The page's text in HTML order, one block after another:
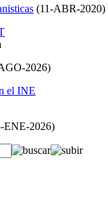
(11-ABR-2020)
2026)
ENE-2026)